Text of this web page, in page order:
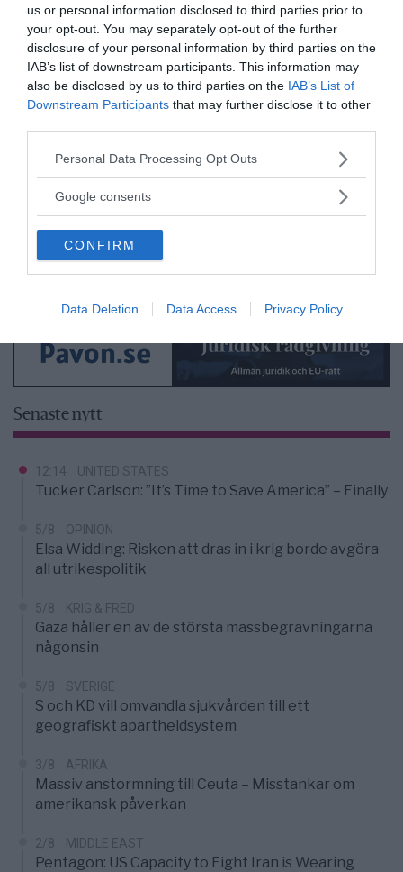
us or personal information disclosed to third parties prior to
your opt-out. You may separately opt-out of the further
disclosure of your personal information by third parties on the
IAB’s list of downstream participants. This information may
also be disclosed by us to third parties on the IAB’s List of
Downstream Participants that may further disclose it to other
Please note that this website/app uses one or more Google
not limited to your visit or usage behaviour. You may click to
use your data for below specified purposes in below Google
consent section.
Personal Data Processing Opt Outs
Google consents
CONFIRM
Data Deletion Data Access Privacy Policy
Senaste nytt
12:14 UNITED STATES
Tucker Carlson: ”It’s Time to Save America” – Finally
5/8 OPINION
Elsa Widding: Risken att dras in i krig borde avgöra
all utrikespolitik
5/8 KRIG & FRED
Gaza håller en av de största massbegravningarna
någonsin
5/8 SVERIGE
S och KD vill omvandla sjukvården till ett
geografiskt apartheidsystem
3/8 AFRIKA
Massiv anstormning till Ceuta – Misstankar om
amerikansk påverkan
2/8 MIDDLE EAST
Pentagon: US Capacity to Fight Iran is Wearing